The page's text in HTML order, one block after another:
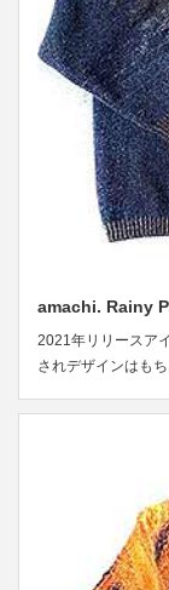
amachi. Rainy
2021年リリースア
されデザインはも